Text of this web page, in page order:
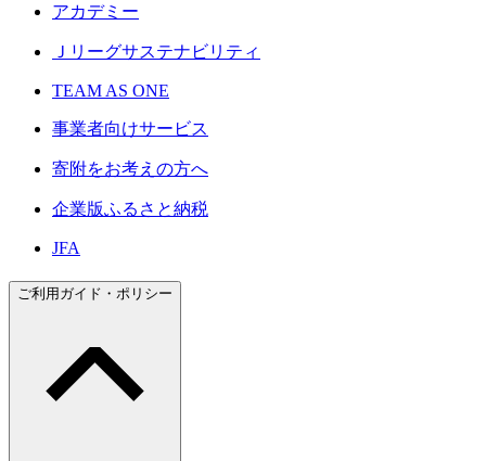
アカデミー
Ｊリーグサステナビリティ
TEAM AS ONE
事業者向けサービス
寄附をお考えの方へ
企業版ふるさと納税
JFA
ご利用ガイド・ポリシー